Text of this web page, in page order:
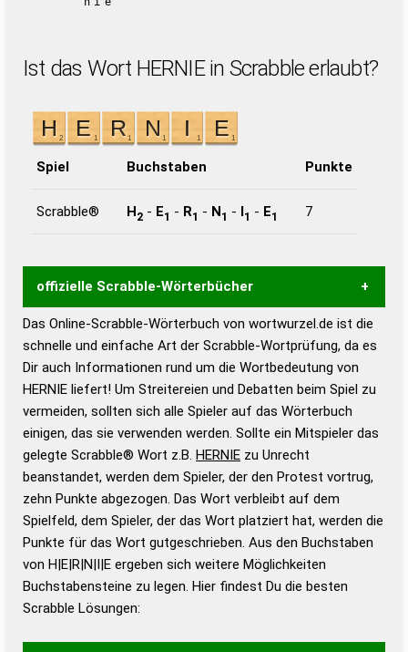
Ist das Wort HERNIE in Scrabble erlaubt?
Spiel Buchstaben Punkte
Scrabble® H2 - E1 - R1 - N1 - I1 - E1 7
offizielle Scrabble-Wörterbücher
Wortwurzel liefert mit Hilfe eines semantischen
Wortanalyse-Algorithmus gute Anhaltspunkte zu
Wortbedeutung, Worttrennung und Wortform, um die
Gültigkeit eines Wortes für das Scrabble-Spiel zu
bestimmen!
zugelassene Turnier Scrabble-
Wörterbücher sind:
Duden – Standardwerk in 12 Bänden
Duden – Richtiges und gutes
Deutsch
Duden – Die deutsche Grammatik
Duden – Deutsches
Das Online-Scrabble-Wörterbuch von wortwurzel.de ist die
schnelle und einfache Art der Scrabble-Wortprüfung, da es
Dir auch Informationen rund um die Wortbedeutung von
HERNIE liefert! Um Streitereien und Debatten beim Spiel zu
vermeiden, sollten sich alle Spieler auf das Wörterbuch
einigen, das sie verwenden werden. Sollte ein Mitspieler das
gelegte Scrabble® Wort z.B. HERNIE zu Unrecht
beanstandet, werden dem Spieler, der den Protest vortrug,
zehn Punkte abgezogen. Das Wort verbleibt auf dem
Spielfeld, dem Spieler, der das Wort platziert hat, werden die
Punkte für das Wort gutgeschrieben. Aus den Buchstaben
von H|E|R|N|I|E ergeben sich weitere Möglichkeiten
Buchstabensteine zu legen. Hier findest Du die besten
Scrabble Lösungen: